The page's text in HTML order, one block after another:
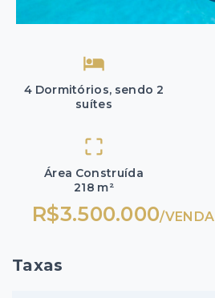
4 Dormitórios, sendo 2
suítes
Área Construída
218 m²
R$3.500.000/VENDA
Taxas